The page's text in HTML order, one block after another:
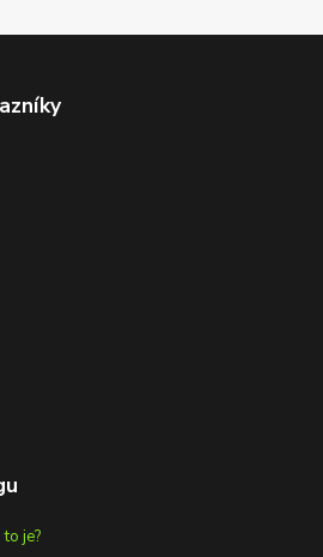
je?